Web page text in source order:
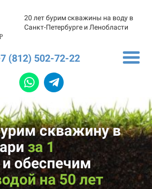
20 лет бурим скважины на воду в
Санкт-Петербурге и Ленобласти
(812) 502-72-22
скважину в
за 1
иобеспечим
на 50 лет